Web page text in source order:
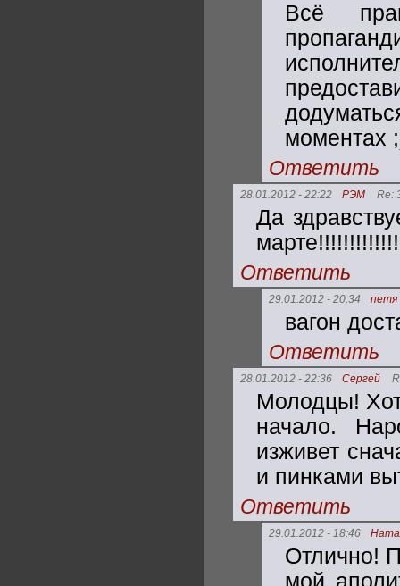
Всё
моментах
Ответить
28.01.2012 - 22:22 РЭМ Re:
Да
Ответить
29.01.2012 - 20:34 петя
вагон
Ответить
28.01.2012 - 22:36 Сергей
Молодцы!
начало.
изживет
и пинками
Ответить
29.01.2012 - 18:46
Отлично!
мой